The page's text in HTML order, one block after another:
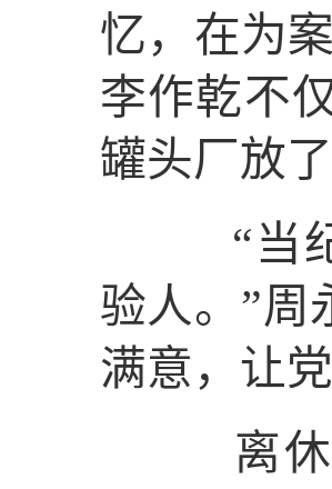
忆，在为
李作乾不
罐头厂放
“当纪
验人。”周
满意，让
离休